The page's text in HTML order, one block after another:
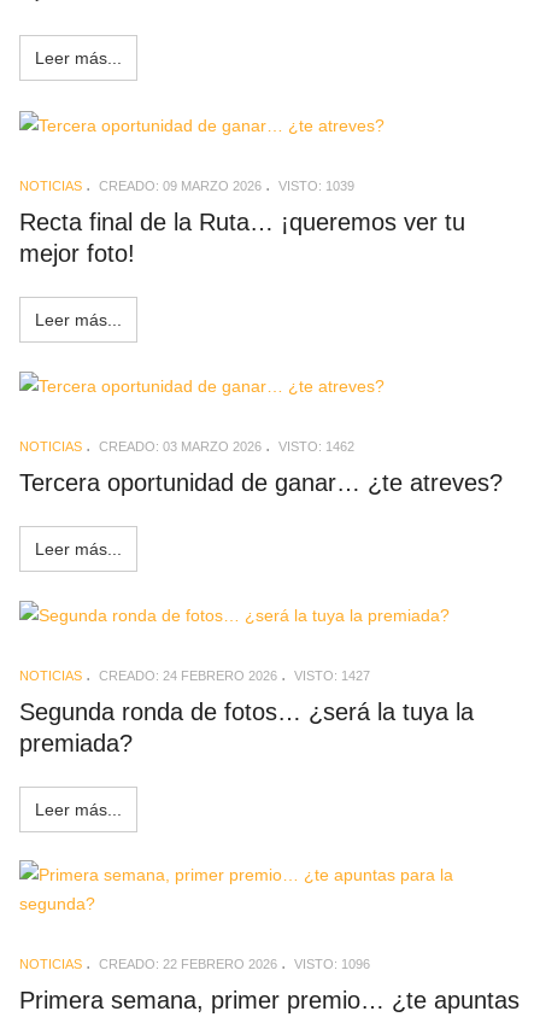
Leer más...
NOTICIAS CREADO: 09 MARZO 2026 VISTO: 1039
Recta final de la Ruta… ¡queremos ver tu
mejor foto!
Leer más...
NOTICIAS CREADO: 03 MARZO 2026 VISTO: 1462
Tercera oportunidad de ganar… ¿te atreves?
Leer más...
NOTICIAS CREADO: 24 FEBRERO 2026 VISTO: 1427
Segunda ronda de fotos… ¿será la tuya la
premiada?
Leer más...
NOTICIAS CREADO: 22 FEBRERO 2026 VISTO: 1096
Primera semana, primer premio… ¿te apuntas